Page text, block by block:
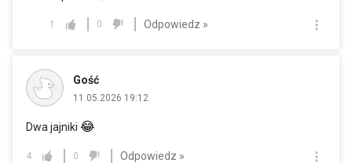
1 0 Odpowiedz »
Gość
11.05.2026 19:12
Dwa jajniki 😂
4 0 Odpowiedz »